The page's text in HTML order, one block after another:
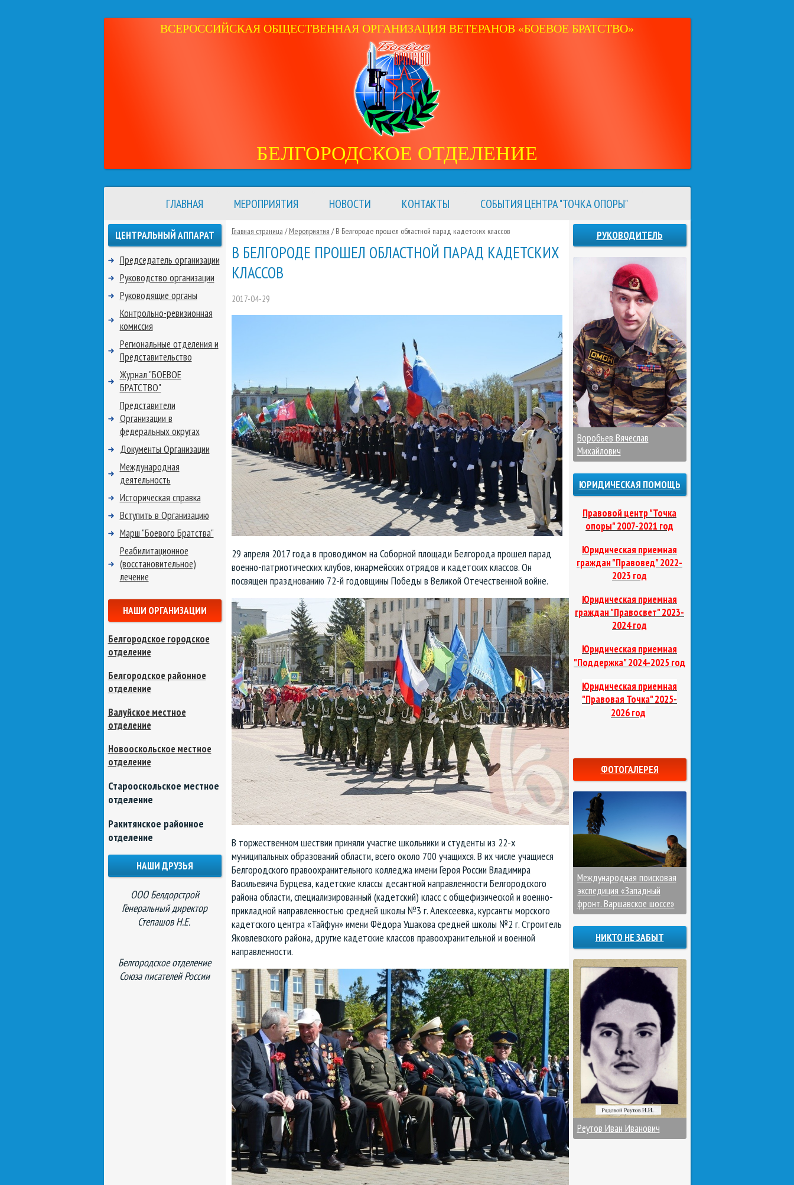
ВСЕРОССИЙСКАЯ ОБЩЕСТВЕННАЯ ОРГАНИЗАЦИЯ ВЕТЕРАНОВ «БОЕВОЕ БРАТСТВО»
БЕЛГОРОДСКОЕ ОТДЕЛЕНИЕ
ГЛАВНАЯ МЕРОПРИЯТИЯ НОВОСТИ КОНТАКТЫ СОБЫТИЯ ЦЕНТРА "ТОЧКА ОПОРЫ"
Главная страница /Мероприятия /В Белгороде прошел областной парад кадетских классов
В БЕЛГОРОДЕ ПРОШЕЛ ОБЛАСТНОЙ ПАРАД КАДЕТСКИХ
КЛАССОВ
2017-04-29
29 апреля 2017 года в проводимом на Соборной площади Белгорода прошел парад
военно-патриотических клубов, юнармейских отрядов и кадетских классов. Он
посвящен празднованию 72-й годовщины Победы в Великой Отечественной войне.
В торжественном шествии приняли участие школьники и студенты из 22-х
муниципальных образований области, всего около 700 учащихся. В их числе учащиеся
Белгородского правоохранительного колледжа имени Героя России Владимира
Васильевича Бурцева, кадетские классы десантной направленности Белгородского
района области, специализированный (кадетский) класс с общефизической и военно-
прикладной направленностью средней школы №3 г. Алексеевка, курсанты морского
кадетского центра «Тайфун» имени Фёдора Ушакова средней школы №2 г. Строитель
Яковлевского района, другие кадетские классов правоохранительной и военной
направленности.
ЦЕНТРАЛЬНЫЙ АППАРАТ
Председатель организации
Руководство организации
Руководящие органы
Контрольно-ревизионная
комиссия
Региональные отделения и
Представительство
Журнал "БОЕВОЕ
БРАТСТВО"
Представители
Организации в
федеральных округах
Документы Организации
Международная
деятельность
Историческая справка
Вступить в Организацию
Марш "Боевого Братства"
Реабилитационное
(восстановительное)
лечение
НАШИ ОРГАНИЗАЦИИ
Белгородское городское
отделение
Белгородское районное
отделение
Валуйское местное
отделение
Новооскольское местное
отделение
Старооскольское местное
отделение
Ракитянское районное
отделение
НАШИ ДРУЗЬЯ
ООО Белдорстрой
Генеральный директор
Степашов Н.Е.
Белгородское отделение
Союза писателей России
РУКОВОДИТЕЛЬ
Воробьев Вячеслав
Михайлович
ЮРИДИЧЕСКАЯ ПОМОЩЬ
Правовой центр "Точка
опоры" 2007-2021 год
Юридическая приемная
граждан "Правовед"2022-
2023 год
Юридическая приемная
граждан "Правосвет"2023-
2024 год
Юридическая приемная
"Поддержка"2024-2025 год
Юридическая приемная
"Правовая Точка"2025-
2026 год
ФОТОГАЛЕРЕЯ
Международная поисковая
экспедиция «Западный
фронт. Варшавское шоссе»
НИКТО НЕ ЗАБЫТ
Реутов Иван Иванович